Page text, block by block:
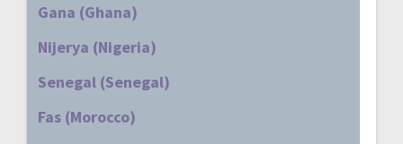
Gana (Ghana)
Nijerya (Nigeria)
Senegal (Senegal)
Fas (Morocco)